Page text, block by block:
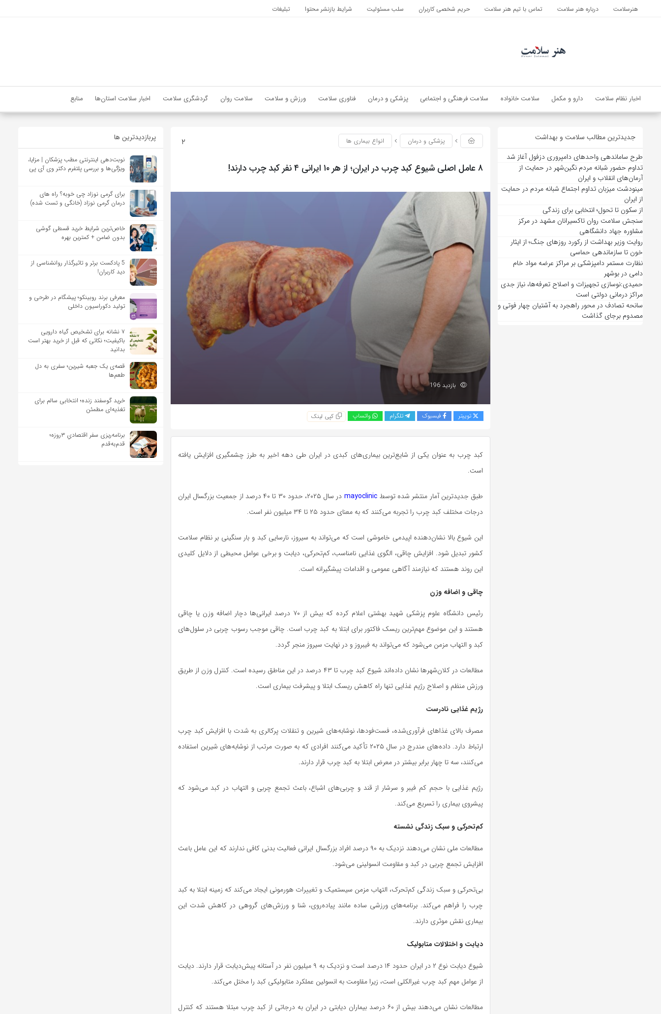
هنرسلامت درباره هنر سلامت تماس با تیم هنر سلامت حریم شخصی کاربران سلب مسئولیت شرایط بازنشر محتوا تبلیغات
اخبار نظام سلامت دارو و مکمل سلامت خانواده سلامت فرهنگی و اجتماعی پزشکی و درمان فناوری سلامت ورزش و سلامت سلامت روان گردشگری سلامت اخبار سلامت استان‌ها منابع
جدیدترین مطالب سلامت و بهداشت
طرح ساماندهی واحدهای دامپروری دزفول آغاز شد
تداوم حضور شبانه مردم نگین‌شهر در حمایت از
آرمان‌های انقلاب و ایران
مینودشت میزبان تداوم اجتماع شبانه مردم در حمایت
از ایران
از سکون تا تحول؛ انتخابی برای زندگی
سنجش سلامت روان تاکسیرانان مشهد در مرکز
مشاوره جهاد دانشگاهی
روایت وزیر بهداشت از رکورد روزهای جنگ؛ از ایثار
خون تا سازماندهی حماسی
نظارت مستمر دامپزشکی بر مراکز عرضه مواد خام
دامی در بوشهر
حمیدی:نوسازی تجهیزات و اصلاح تعرفه‌ها، نیاز جدی
مراکز درمانی دولتی است
سانحه تصادف در محور راهجرد به آشتیان چهار فوتی و
مصدوم برجای گذاشت
2 پزشکی و درمان انواع بیماری ها
۸ عامل اصلی شیوع کبد چرب در ایران؛ از هر ۱۰ ایرانی ۴ نفر کبد چرب دارند!
بازدید 196
توییتر فیسبوک تلگرام واتساپ کپی لینک
کبد چرب به عنوان یکی از شایع‌ترین بیماری‌های کبدی در ایران طی دهه اخیر به طرز چشمگیری افزایش یافته
است.
طبق جدیدترین آمار منتشر شده توسطmayoclinic
در سال ۲۰۲۵، حدود ۳۰ تا ۴۰ درصد از جمعیت بزرگسال ایران
درجات مختلف کبد چرب را تجربه می‌کنند که به معنای حدود ۲۵ تا ۳۴ میلیون نفر است.
این شیوع بالا نشان‌دهنده اپیدمی خاموشی است که می‌تواند به سیروز، نارسایی کبد و بار سنگینی بر نظام سلامت
کشور تبدیل شود. افزایش چاقی، الگوی غذایی نامناسب، کم‌تحرکی، دیابت و برخی عوامل محیطی از دلایل کلیدی
این روند هستند که نیازمند آگاهی عمومی و اقدامات پیشگیرانه است.
چاقی و اضافه وزن
رئیس دانشگاه علوم پزشکی شهید بهشتی اعلام کرده که بیش از ۷۰ درصد ایرانی‌ها دچار اضافه وزن یا چاقی
هستند و این موضوع مهم‌ترین ریسک فاکتور برای ابتلا به کبد چرب است. چاقی موجب رسوب چربی در سلول‌های
کبد و التهاب مزمن می‌شود که می‌تواند به فیبروز و در نهایت سیروز منجر گردد.
مطالعات در کلان‌شهرها نشان داده‌اند شیوع کبد چرب تا ۴۳ درصد در این مناطق رسیده است. کنترل وزن از طریق
ورزش منظم و اصلاح رژیم غذایی تنها راه کاهش ریسک ابتلا و پیشرفت بیماری است.
رژیم غذایی نادرست
مصرف بالای غذاهای فرآوری‌شده، فست‌فودها، نوشابه‌های شیرین و تنقلات پرکالری به شدت با افزایش کبد چرب
ارتباط دارد. داده‌های مندرج در سال ۲۰۲۵ تأکید می‌کنند افرادی که به صورت مرتب از نوشابه‌های شیرین استفاده
می‌کنند، سه تا چهار برابر بیشتر در معرض ابتلا به کبد چرب قرار دارند.
رژیم غذایی با حجم کم فیبر و سرشار از قند و چربی‌های اشباع، باعث تجمع چربی و التهاب در کبد می‌شود که
پیشروی بیماری را تسریع می‌کند.
کم‌تحرکی و سبک زندگی نشسته
مطالعات ملی نشان می‌دهند نزدیک به ۹۰ درصد افراد بزرگسال ایرانی فعالیت بدنی کافی ندارند که این عامل باعث
افزایش تجمع چربی در کبد و مقاومت انسولینی می‌شود.
بی‌تحرکی و سبک زندگی کم‌تحرک، التهاب مزمن سیستمیک و تغییرات هورمونی ایجاد می‌کند که زمینه ابتلا به کبد
چرب را فراهم می‌کند. برنامه‌های ورزشی ساده مانند پیاده‌روی، شنا و ورزش‌های گروهی در کاهش شدت این
بیماری نقش موثری دارند.
دیابت و اختلالات متابولیک
شیوع دیابت نوع ۲ در ایران حدود ۱۴ درصد است و نزدیک به ۹ میلیون نفر در آستانه پیش‌دیابت قرار دارند. دیابت
از عوامل مهم کبد چرب غیرالکلی است، زیرا مقاومت به انسولین عملکرد متابولیکی کبد را مختل می‌کند.
مطالعات نشان می‌دهند بیش از ۶۰ درصد بیماران دیابتی در ایران به درجاتی از کبد چرب مبتلا هستند که کنترل
پربازدیدترین ها
نوبت‌دهی اینترنتی مطب پزشکان | مزایا،
ویژگی‌ها و بررسی پلتفرم دکتر وی آی پی
برای گرمی نوزاد چی خوبه؟ راه های
درمان گرمی نوزاد (خانگی و تست شده)
خاص‌ترین شرایط خرید قسطی گوشی
بدون ضامن + کمترین بهره
5 پادکست برتر و تاثیرگذار روانشناسی از
دید کاربران!
معرفی برند روبینکو؛ پیشگام در طرحی و
تولید دکوراسیون داخلی
۷ نشانه برای تشخیص گیاه دارویی
باکیفیت؛ نکاتی که قبل از خرید بهتر است
بدانید
قصه‌ی یک جعبه شیرین؛ سفری به دل
طعم‌ها
خرید گوسفند زنده؛ انتخابی سالم برای
تغذیه‌ای مطمئن
برنامه‌ریزی سفر اقتصادیِ ۳روزه؛
قدم‌به‌قدم